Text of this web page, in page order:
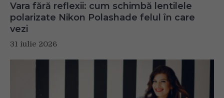
Vara fără reflexii: cum schimbă lentilele
polarizate Nikon Polashade felul în care
vezi
31 iulie 2026